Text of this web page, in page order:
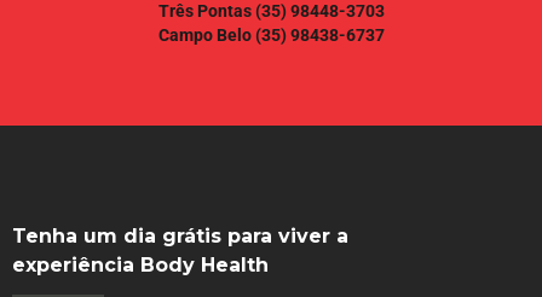
Três Pontas(35) 98448-3703
Campo Belo(35) 98438-6737
Tenha um dia grátis para viver a
experiência Body Health